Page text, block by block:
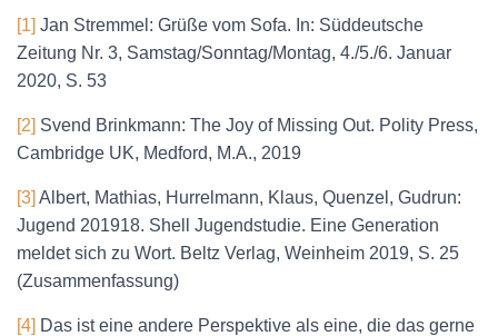
[1] Jan Stremmel: Grüße vom Sofa. In: Süddeutsche
Zeitung Nr. 3, Samstag/Sonntag/Montag, 4./5./6. Januar
2020, S. 53
[2] Svend Brinkmann: The Joy of Missing Out. Polity Press,
Cambridge UK, Medford, M.A., 2019
[3] Albert, Mathias, Hurrelmann, Klaus, Quenzel, Gudrun:
Jugend 201918. Shell Jugendstudie. Eine Generation
meldet sich zu Wort. Beltz Verlag, Weinheim 2019, S. 25
(Zusammenfassung)
[4] Das ist eine andere Perspektive als eine, die das gerne